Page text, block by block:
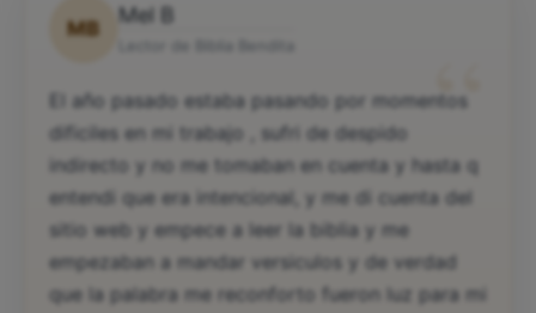
MB
Mel B
“
El año pasado estaba pasando por momentos
dificiles en mi trabajo , sufri de despido
indirecto y no me tomaban en cuenta y hasta q
entendi que era intencional, y me di cuenta del
sitio web y empece a leer la biblia y me
empezaban a mandar versiculos y de verdad
que la palabra me reconforto fueron luz para mi